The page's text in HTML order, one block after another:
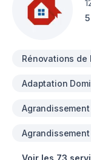
5
Rénovations de
Adaptation
Voir les 73